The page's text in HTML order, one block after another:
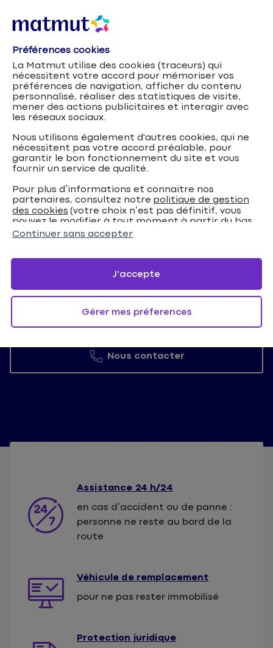
franchises
Assurance auto :
garantie Rachat de
franchises
Votre assurance auto vous indemnise des
dommages garantis mais cette indemnisation peut
être minorée par une franchise. Pas avec la
garantie Rachat de franchise(s) - Réparations
garages agréés, option de votre assurance auto
euro en cas de sinistre.
Nous contacter
Assistance 24 h/24
en cas d’accident ou de panne :
personne ne reste au bord de la
route
Véhicule de remplacement
pour ne pas rester immobilisé
Protection juridique
Préférences cookies
La Matmut utilise des cookies (traceurs) qui
nécessitent votre accord pour mémoriser vos
préférences de navigation, afficher du contenu
personnalisé, réaliser des statistiques de visite,
mener des actions publicitaires et interagir avec
les réseaux sociaux.
Nous utilisons également d'autres cookies, qui ne
nécessitent pas votre accord préalable, pour
garantir le bon fonctionnement du site et vous
fournir un service de qualité.
Pour plus d’informations et connaitre nos
partenaires, consultez notre politique de gestion
des cookies (votre choix n’est pas définitif, vous
pouvez le modifier à tout moment à partir du bas
de page de notre site).
Continuer sans accepter
Gérer mes préferences
J'accepte